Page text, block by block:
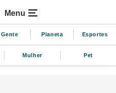
Menu
Gente Planeta Esportes
Mulher Pet